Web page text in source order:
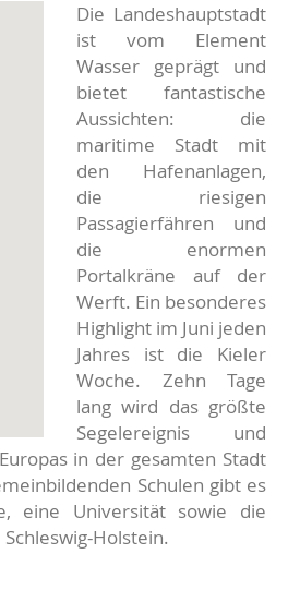
Die Landeshauptstadt
ist vom Element
Wasser geprägt und
bietet fantastische
Aussichten: die
maritime Stadt mit
den Hafenanlagen,
die riesigen
Passagierfähren und
die enormen
Portalkräne auf der
Werft. Ein besonderes
Highlight im Juni jeden
Jahres ist die Kieler
Woche. Zehn Tage
lang wird das größte
Segelereignis und
in der gesamten Stadt
Schulen gibt es
eine Universität sowie die
Holstein.